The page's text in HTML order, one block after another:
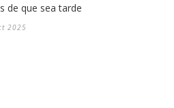
de que sea tarde
2025